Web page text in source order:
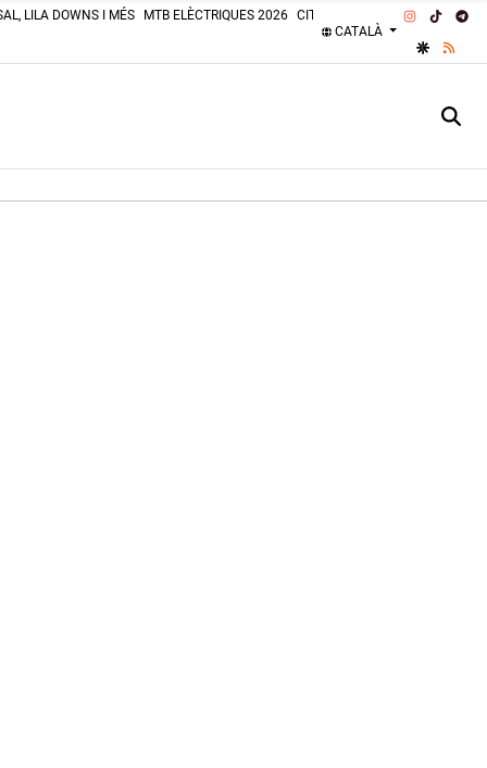
LILA DOWNS I MÉS MTB ELÈCTRIQUES 2026 CITROËN 2CV 2026
PLATGES
CATALÀ
INSTAGRAM
TIKTOK
GOOGLE
RSS